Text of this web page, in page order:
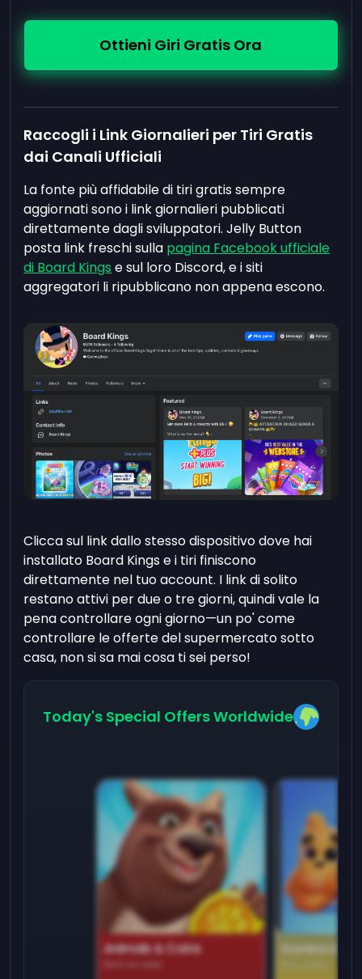
Ottieni Giri Gratis Ora
Raccogli i Link Giornalieri per Tiri Gratis
dai Canali Ufficiali
La fonte più affidabile di tiri gratis sempre
aggiornati sono i link giornalieri pubblicati
direttamente dagli sviluppatori. Jelly Button
posta link freschi sulla pagina Facebook ufficiale
di Board Kings e sul loro Discord, e i siti
aggregatori li ripubblicano non appena escono.
Clicca sul link dallo stesso dispositivo dove hai
installato Board Kings e i tiri finiscono
direttamente nel tuo account. I link di solito
restano attivi per due o tre giorni, quindi vale la
pena controllare ogni giorno—un po' come
controllare le offerte del supermercato sotto
casa, non si sa mai cosa ti sei perso!
Today's Special Offers Worldwide
Animals & Coins
Earn on side
Domino